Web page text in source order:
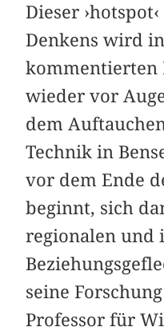
Dieser
Denkens wird
kommentierten
wieder vor
dem
Technik in
vor dem Ende
beginnt, sich
regionalen und
seine
Professor für